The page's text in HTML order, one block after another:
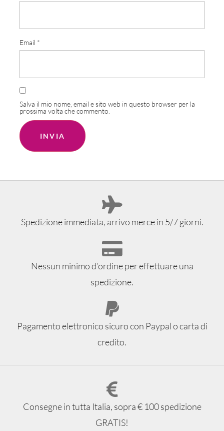
Email *
Salva il mio nome, email e sito web in questo browser per la
prossima volta che commento.
Spedizione immediata, arrivo merce in 5/7 giorni.
Nessun minimo d’ordine per effettuare una
spedizione.
Pagamento elettronico sicuro con Paypal o carta di
credito.
Consegne in tutta Italia, sopra € 100 spedizione
GRATIS!